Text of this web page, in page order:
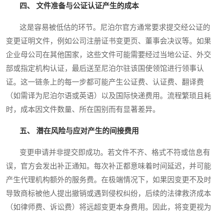
四、 文件准备与公证认证产生的成本
这是容易被低估的环节。尼泊尔官方通常要求提交经公证的
变更证明文件，例如公司注册证书变更页、董事会决议等。如果
企业母公司在其他国家，这些文件可能需要经过当地公证、外交
部或指定机构认证，最后送至尼泊尔驻该国使领馆进行领事认
证。这一链条上的每一步都可能产生公证费、认证费、翻译费
（如需译为尼泊尔语或英语）以及国际快递费用。流程繁琐且耗
时，成本因文件数量、所在国别而有显著差异。
五、 潜在风险与应对产生的间接费用
变更申请并非提交即成功。若文件不齐、格式不符或信息有
误，官方会发出补正通知。每次补正都意味着时间延迟，并可能
产生代理机构额外的服务费。在极端情况下，如果因变更不及时
导致商标被他人提出撤销或遇到侵权纠纷，后续的法律救济成本
（如律师费、诉讼费）将远超变更本身费用。因此，将变更视为